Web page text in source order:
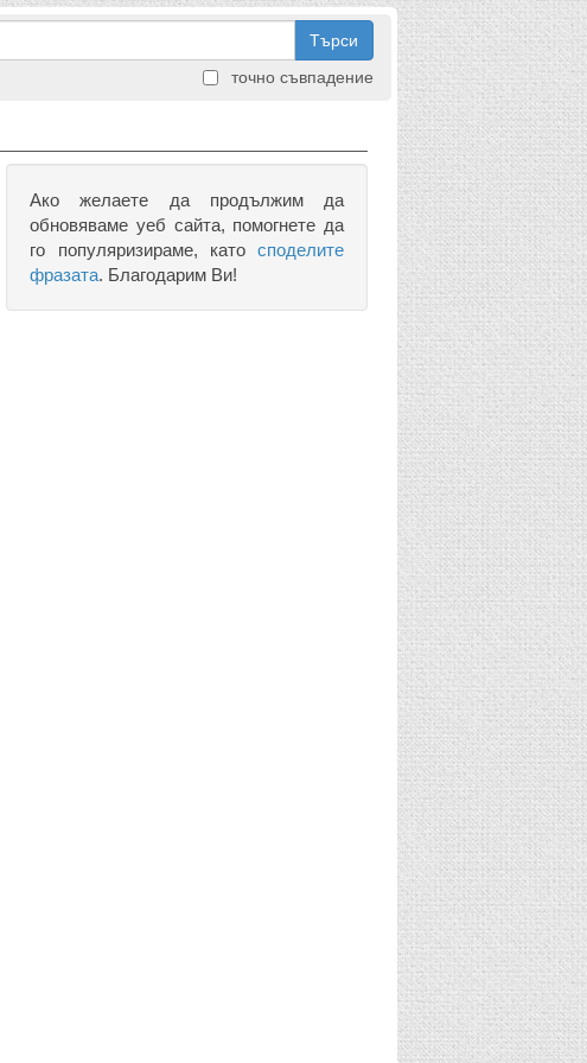
Търси
точно съвпадение
Ако желаете да продължим да
обновяваме уеб сайта, помогнете да
го популяризираме, като споделите
фразата. Благодарим Ви!